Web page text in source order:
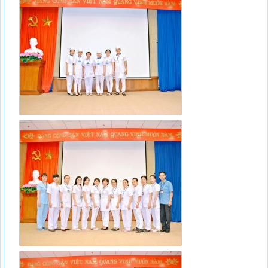
Công văn 22098/QLD-ĐK về việc thống nhất chỉ định đối với
thuốc Alphachymotrypsin dùng đường uống, ngậm dưới lưỡi
Lượt xem:8490 | lượt tải:932
07/2017/TT-BYT
DANH MỤC THUỐC KHÔNG KÊ ĐƠN - Thông tư
07/2017/TT-BYT
Lượt xem:11814 | lượt tải:266
Cục Quản lý Dược: Cập nhật hướng dẫn sử dụng đối với
thuốc chứa hoạt chất metformin điều trị đái tháo đường tuýp
II
Lượt xem:6376 | lượt tải:111